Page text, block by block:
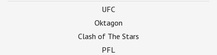
UFC
Oktagon
Clash of The Stars
PFL